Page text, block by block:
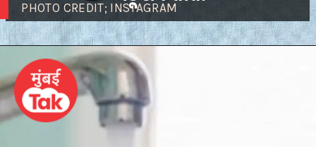
PHOTO CREDIT; INSTAGRAM